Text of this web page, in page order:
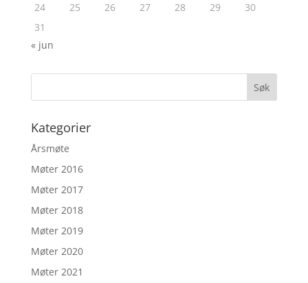
24
25 26 27 28 29
30
31
« jun
Kategorier
Årsmøte
Møter 2016
Møter 2017
Møter 2018
Møter 2019
Møter 2020
Møter 2021